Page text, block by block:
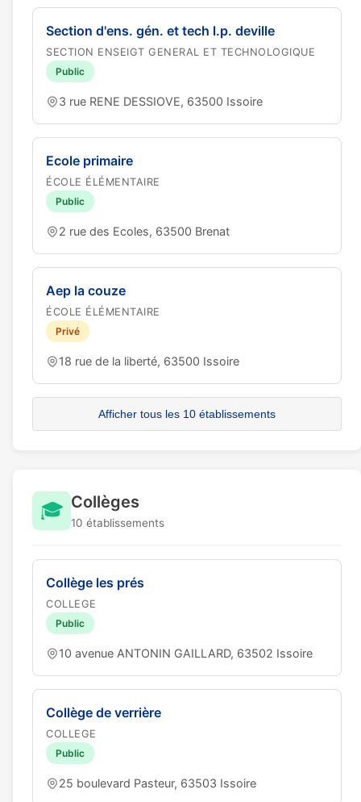
Section d'ens. gén. et tech l.p. deville
SECTION ENSEIGT GENERAL ET TECHNOLOGIQUE
Public
3 rue RENE DESSIOVE, 63500 Issoire
Ecole primaire
ÉCOLE ÉLÉMENTAIRE
Public
2 rue des Ecoles, 63500 Brenat
Aep la couze
ÉCOLE ÉLÉMENTAIRE
Privé
18 rue de la liberté, 63500 Issoire
Afficher tous les 10 établissements
🎓 Collèges
10 établissements
Collège les prés
COLLEGE
Public
10 avenue ANTONIN GAILLARD, 63502 Issoire
Collège de verrière
COLLEGE
Public
25 boulevard Pasteur, 63503 Issoire